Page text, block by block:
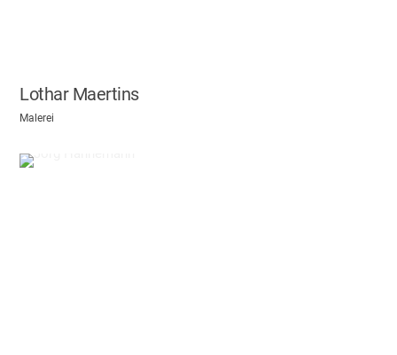
Lothar Maertins
Malerei